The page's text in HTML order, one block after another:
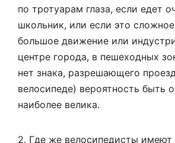
по тротуарам глаза, если едет
школьник, или если это
большое движение или
центре города, в пешеходных
нет знака, разрешающего
велосипеде) вероятность быть
наиболее велика.
2. Где же велосипедисты имеют